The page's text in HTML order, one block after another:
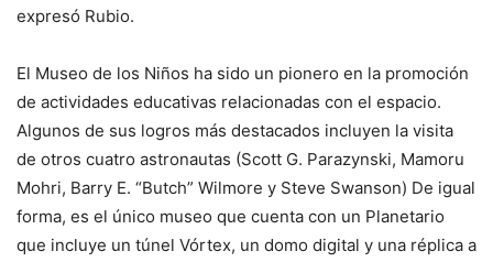
expresó Rubio.
El Museo de los Niños ha sido un pionero en la promoción
de actividades educativas relacionadas con el espacio.
Algunos de sus logros más destacados incluyen la visita
de otros cuatro astronautas (Scott G. Parazynski, Mamoru
Mohri, Barry E. “Butch” Wilmore y Steve Swanson) De igual
forma, es el único museo que cuenta con un Planetario
que incluye un túnel Vórtex, un domo digital y una réplica a